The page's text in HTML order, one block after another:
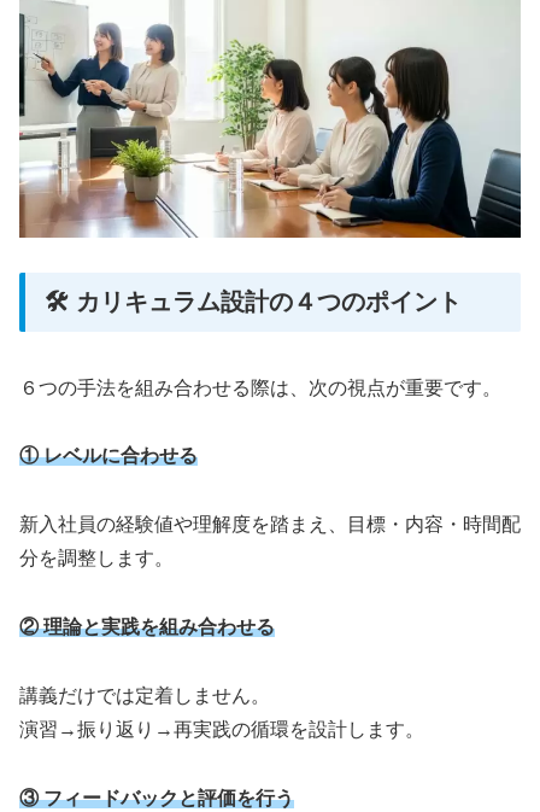
🛠 カリキュラム設計の４つのポイント
６つの手法を組み合わせる際は、次の視点が重要です。
① レベルに合わせる
新入社員の経験値や理解度を踏まえ、目標・内容・時間配
分を調整します。
② 理論と実践を組み合わせる
講義だけでは定着しません。
演習→振り返り→再実践の循環を設計します。
③ フィードバックと評価を行う